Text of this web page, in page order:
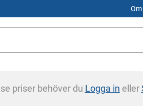
priser behöver du Logga in eller